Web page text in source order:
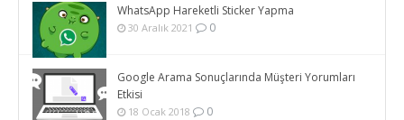
WhatsApp Hareketli Sticker Yapma
30 Aralık 2021 0
Google Arama Sonuçlarında Müşteri Yorumları
Etkisi
18 Ocak 2018 0